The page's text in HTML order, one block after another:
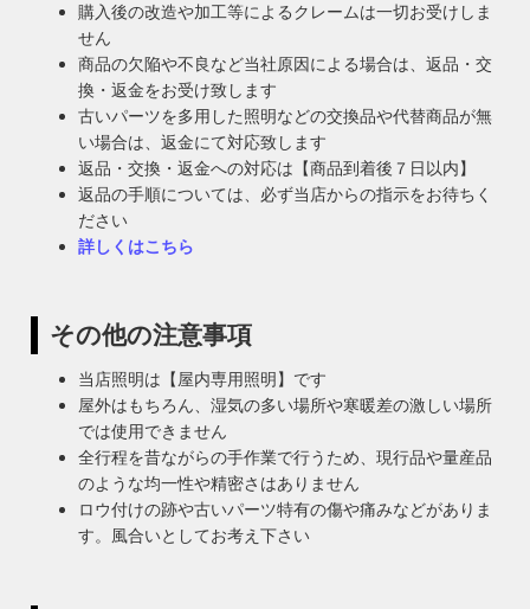
購入後の改造や加工等によるクレームは一切お受けしま
せん
商品の欠陥や不良など当社原因による場合は、返品・交
換・返金をお受け致します
古いパーツを多用した照明などの交換品や代替商品が無
い場合は、返金にて対応致します
返品・交換・返金への対応は【商品到着後７日以内】
返品の手順については、必ず当店からの指示をお待ちく
ださい
詳しくはこちら
その他の注意事項
当店照明は【屋内専用照明】です
屋外はもちろん、湿気の多い場所や寒暖差の激しい場所
では使用できません
全行程を昔ながらの手作業で行うため、現行品や量産品
のような均一性や精密さはありません
ロウ付けの跡や古いパーツ特有の傷や痛みなどがありま
す。風合いとしてお考え下さい